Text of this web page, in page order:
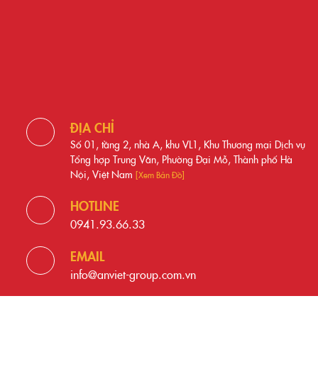
ĐỊA CHỈ
Số 01, tầng 2, nhà A, khu VL1, Khu Thương mại Dịch vụ
Tổng hợp Trung Văn, Phường Đại Mỗ, Thành phố Hà
Nội, Việt Nam [Xem Bản Đồ]
HOTLINE
0941.93.66.33
EMAIL
info@anviet-group.com.vn